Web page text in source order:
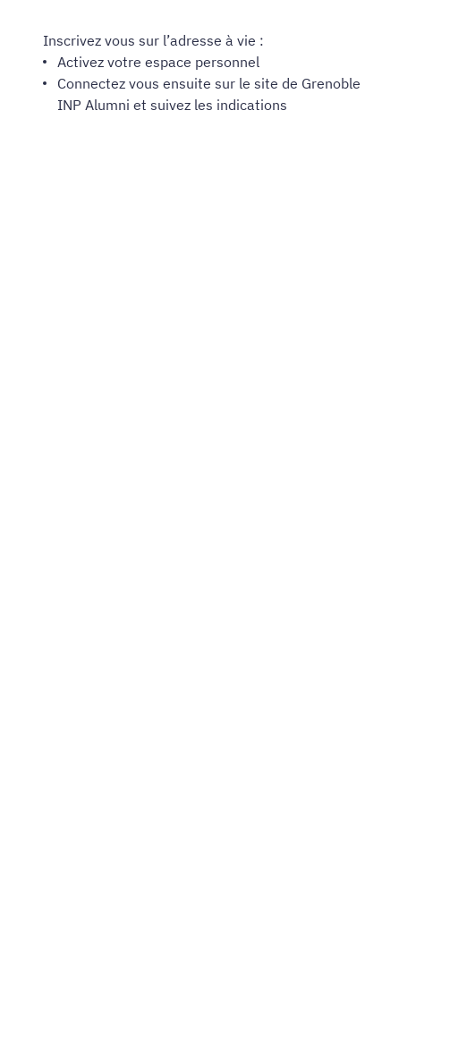
Inscrivez vous sur l’adresse à vie :
Activez votre espace personnel
Connectez vous ensuite sur le site de Grenoble
INP Alumni et suivez les indications